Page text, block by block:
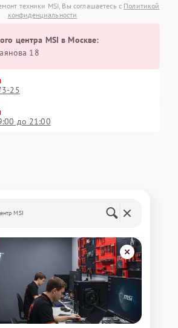
техники MSI, Вы соглашаетесь с Политикой
конфиденциальности
центра MSI в Москве:
18
25
до 21:00
MSI